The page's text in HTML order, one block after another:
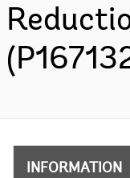
INFORMATION